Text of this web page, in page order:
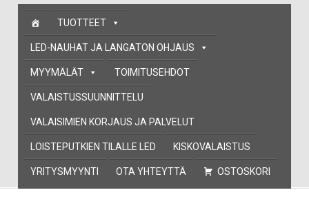
Skip
content
TUOTTEET
LED-NAUHAT JA LANGATON OHJAUS
MYYMÄLÄT TOIMITUSEHDOT
VALAISTUSSUUNNITTELU
VALAISIMIEN KORJAUS JA PALVELUT
LOISTEPUTKIEN TILALLE LED KISKOVALAISTUS
YRITYSMYYNTI OTA YHTEYTTÄ OSTOSKORI